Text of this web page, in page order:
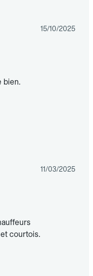
15/10/2025
bien.
11/03/2025
courtois.